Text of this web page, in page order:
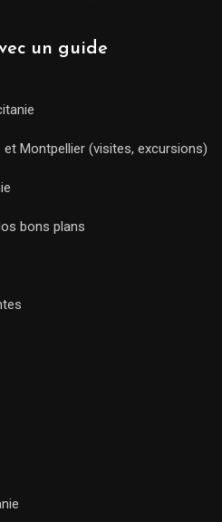
un guide
Montpellier (visites, excursions)
bons plans